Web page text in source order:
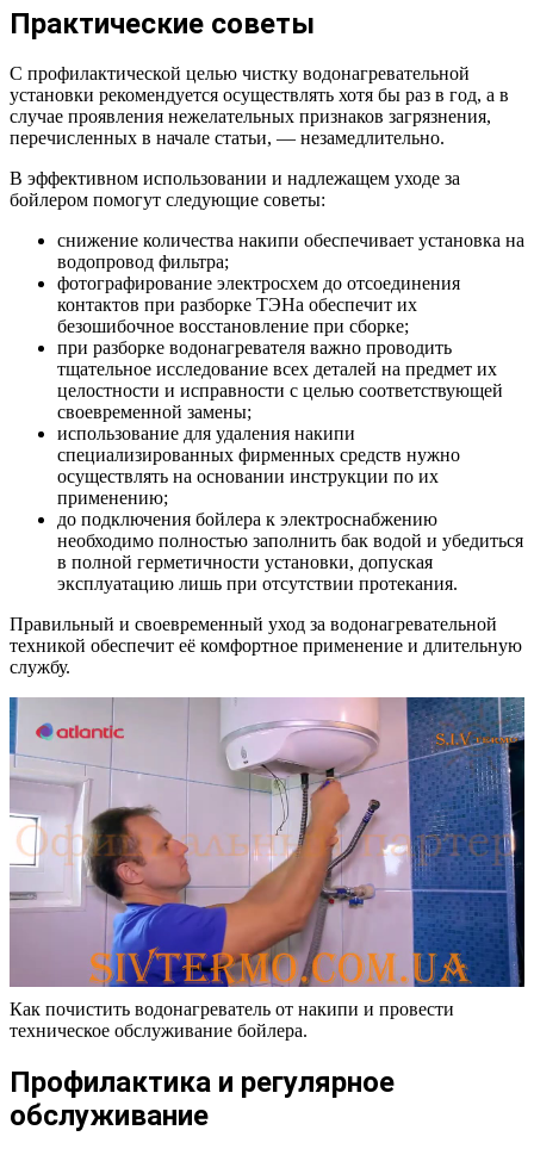
Практические советы
С профилактической целью чистку водонагревательной
установки рекомендуется осуществлять хотя бы раз в год, а в
случае проявления нежелательных признаков загрязнения,
перечисленных в начале статьи, — незамедлительно.
В эффективном использовании и надлежащем уходе за
бойлером помогут следующие советы:
снижение количества накипи обеспечивает установка на
водопровод фильтра;
фотографирование электросхем до отсоединения
контактов при разборке ТЭНа обеспечит их
безошибочное восстановление при сборке;
при разборке водонагревателя важно проводить
тщательное исследование всех деталей на предмет их
целостности и исправности с целью соответствующей
своевременной замены;
использование для удаления накипи
специализированных фирменных средств нужно
осуществлять на основании инструкции по их
применению;
до подключения бойлера к электроснабжению
необходимо полностью заполнить бак водой и убедиться
в полной герметичности установки, допуская
эксплуатацию лишь при отсутствии протекания.
Правильный и своевременный уход за водонагревательной
техникой обеспечит её комфортное применение и длительную
службу.
Как почистить водонагреватель от накипи и провести
техническое обслуживание бойлера.
Профилактика и регулярное
обслуживание